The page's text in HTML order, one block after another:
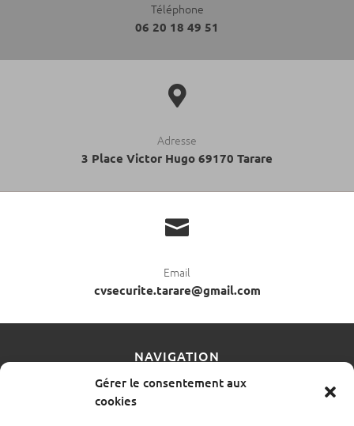
Gérer le consentement aux
cookies
Téléphone
06 20 18 49 51

Adresse
3 Place Victor Hugo 69170 Tarare

Email
cvsecurite.tarare@gmail.com
NAVIGATION
Contact